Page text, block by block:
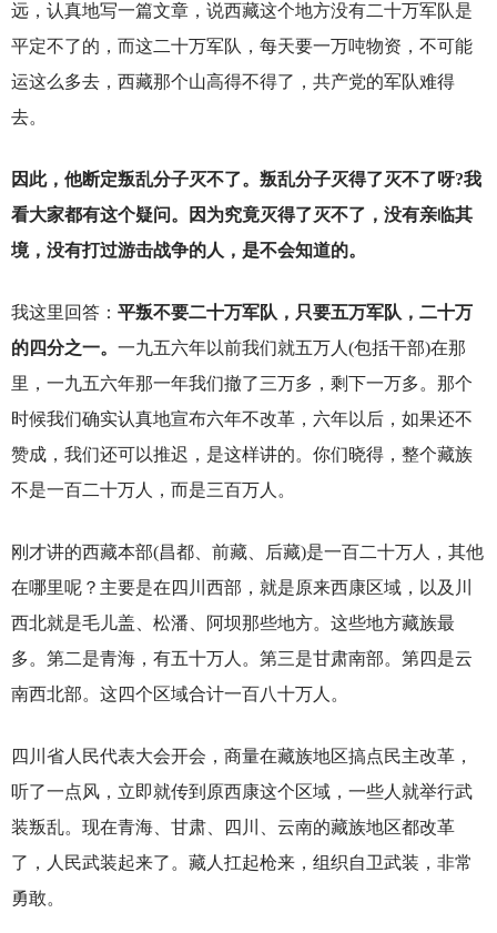
远，认真地写一篇文章，说西藏这个地方没有二十万军队是
平定不了的，而这二十万军队，每天要一万吨物资，不可能
运这么多去，西藏那个山高得不得了，共产党的军队难得
去。
因此，他断定叛乱分子灭不了。叛乱分子灭得了灭不了呀?我
看大家都有这个疑问。因为究竟灭得了灭不了，没有亲临其
境，没有打过游击战争的人，是不会知道的。
我这里回答： 平叛不要二十万军队，只要五万军队，二十万
的四分之一。 一九五六年以前我们就五万人(包括干部)在那
里，一九五六年那一年我们撤了三万多，剩下一万多。那个
时候我们确实认真地宣布六年不改革，六年以后，如果还不
赞成，我们还可以推迟，是这样讲的。你们晓得，整个藏族
不是一百二十万人，而是三百万人。
刚才讲的西藏本部(昌都、前藏、后藏)是一百二十万人，其他
在哪里呢？主要是在四川西部，就是原来西康区域，以及川
西北就是毛儿盖、松潘、阿坝那些地方。这些地方藏族最
多。第二是青海，有五十万人。第三是甘肃南部。第四是云
南西北部。这四个区域合计一百八十万人。
四川省人民代表大会开会，商量在藏族地区搞点民主改革，
听了一点风，立即就传到原西康这个区域，一些人就举行武
装叛乱。现在青海、甘肃、四川、云南的藏族地区都改革
了，人民武装起来了。藏人扛起枪来，组织自卫武装，非常
勇敢。